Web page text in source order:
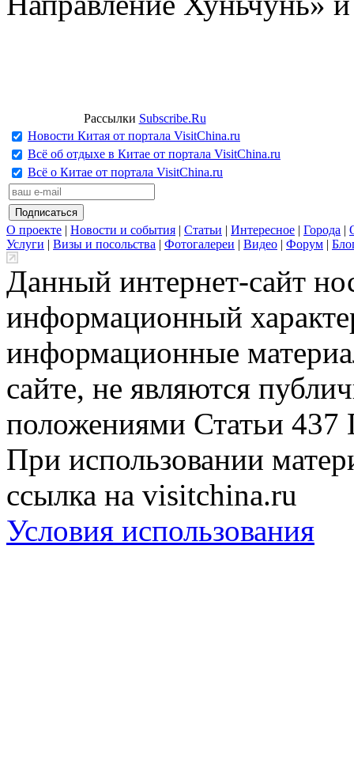
Рассылки Subscribe.Ru
Новости Китая от портала VisitChina.ru
Всё об отдыхе в Китае от портала VisitChina.ru
Всё о Китае от портала VisitChina.ru
О проекте | Новости и события | Статьи | Интересное | Города |
Услуги | Визы и посольства | Фотогалереи | Видео | Форум |
Данный интернет-сайт
информационный
информационные
сайте, не являются
положениями Статьи 437
При использовании
ссылка на visitchina.ru
Условия использования